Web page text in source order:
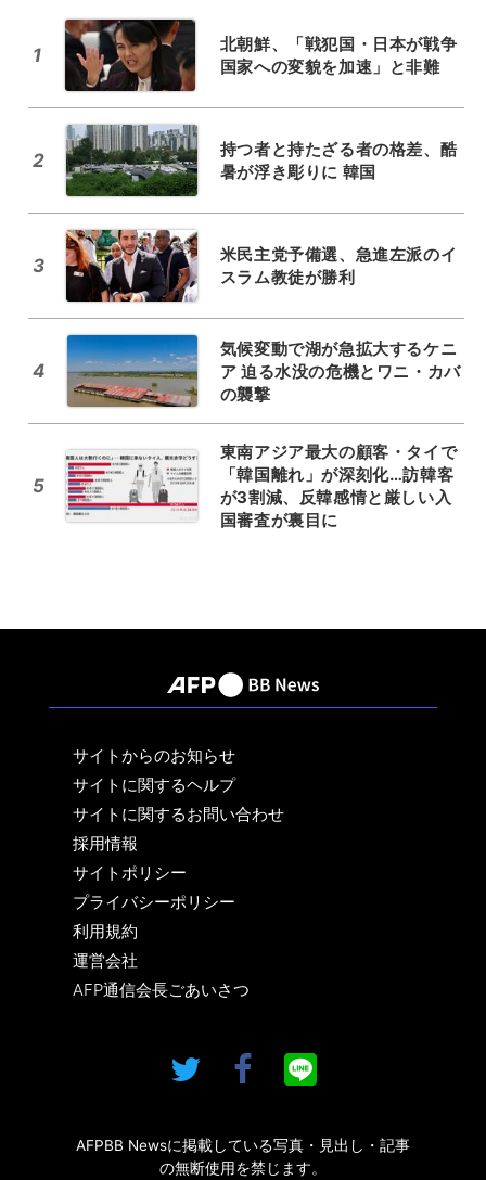
1
北朝鮮、「戦犯国・日本が戦争
国家への変貌を加速」と非難
2
持つ者と持たざる者の格差、酷
暑が浮き彫りに 韓国
3
米民主党予備選、急進左派のイ
スラム教徒が勝利
4
気候変動で湖が急拡大するケニ
ア 迫る水没の危機とワニ・カバ
の襲撃
5
東南アジア最大の顧客・タイで
「韓国離れ」が深刻化…訪韓客
が3割減、反韓感情と厳しい入
国審査が裏目に
サイトからのお知らせ
サイトに関するヘルプ
サイトに関するお問い合わせ
採用情報
サイトポリシー
プライバシーポリシー
利用規約
運営会社
AFP通信会長ごあいさつ
AFPBB Newsに掲載している写真・見出し・記事
の無断使用を禁じます。